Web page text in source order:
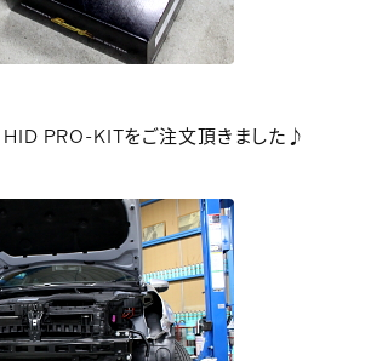
PRO-KITをご注文頂きました♪